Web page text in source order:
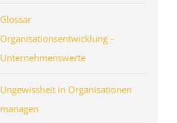
Glossar
Organisationsentwicklung –
Unternehmenswerte
Ungewissheit in Organisationen
managen